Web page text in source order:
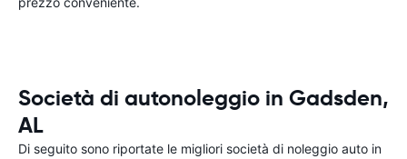
Società di autonoleggio in Gadsden,
AL
Di seguito sono riportate le migliori società di noleggio auto in